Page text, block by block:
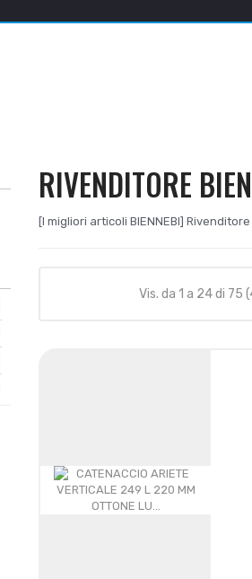
RIVENDITORE
[I migliori articoli BIENNEBI]
Vis. da 1 a 24 di 75